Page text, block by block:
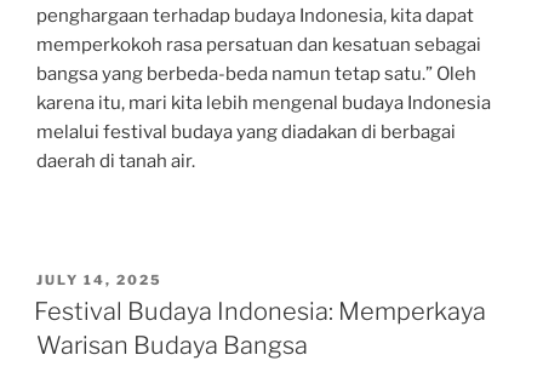
penghargaan terhadap budaya Indonesia, kita dapat
memperkokoh rasa persatuan dan kesatuan sebagai
bangsa yang berbeda-beda namun tetap satu.” Oleh
karena itu, mari kita lebih mengenal budaya Indonesia
melalui festival budaya yang diadakan di berbagai
daerah di tanah air.
POSTED
ON
JULY 14, 2025
Festival Budaya Indonesia: Memperkaya
Warisan Budaya Bangsa